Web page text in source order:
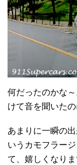
何だったのかな
けて音を聞いたの
あまりに一瞬の
いうカモフラー
て、嬉しくなりま